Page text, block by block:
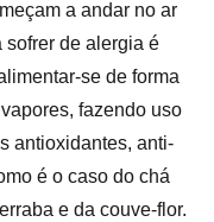
a andar no ar
sofrer de alergia é
se de forma
fazendo uso
antioxidantes, anti-
é o caso do chá
e da couve-flor.